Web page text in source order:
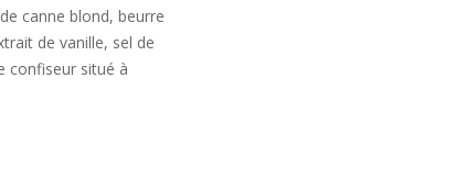
canne blond, beurre
de vanille, sel de
confiseur situé à